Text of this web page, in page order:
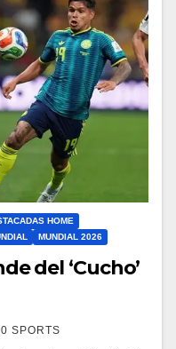
HOME
MUNDIAL 2026
del ‘Cucho’
SPORTS